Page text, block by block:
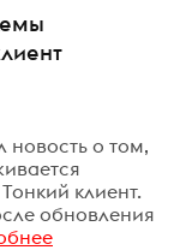
новость о том,
клиент.
обновления